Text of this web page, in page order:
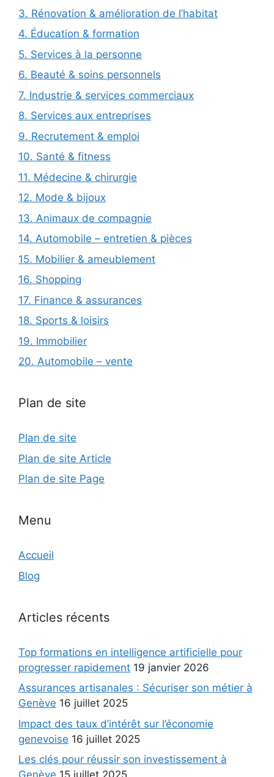
3. Rénovation & amélioration de l’habitat
4. Éducation & formation
5. Services à la personne
6. Beauté & soins personnels
7. Industrie & services commerciaux
8. Services aux entreprises
9. Recrutement & emploi
10. Santé & fitness
11. Médecine & chirurgie
12. Mode & bijoux
13. Animaux de compagnie
14. Automobile – entretien & pièces
15. Mobilier & ameublement
16. Shopping
17. Finance & assurances
18. Sports & loisirs
19. Immobilier
20. Automobile – vente
Plan de site
Plan de site
Plan de site Article
Plan de site Page
Menu
Accueil
Blog
Articles récents
Top formations en intelligence artificielle pour
progresser rapidement 19 janvier 2026
Assurances artisanales : Sécuriser son métier à
Genève 16 juillet 2025
Impact des taux d’intérêt sur l’économie
genevoise 16 juillet 2025
Les clés pour réussir son investissement à